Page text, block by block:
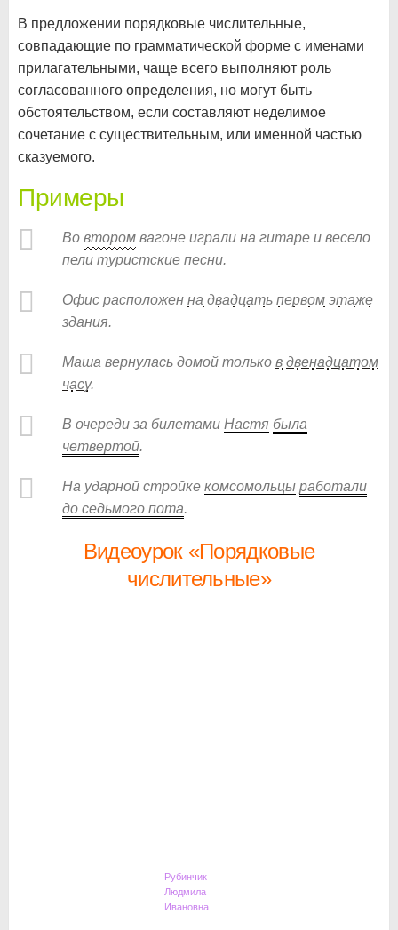
В предложении порядковые числительные,
совпадающие по грамматической форме с именами
прилагательными, чаще всего выполняют роль
согласованного определения, но могут быть
обстоятельством, если составляют неделимое
сочетание с существительным, или именной частью
сказуемого.
Примеры
Во втором вагоне играли на гитаре и весело
пели туристские песни.
Офис расположен на двадцать первом этаже
здания.
Маша вернулась домой только в двенадцатом
часу.
В очереди за билетами Настя была
четвертой.
На ударной стройке комсомольцы работали
до седьмого пота.
Видеоурок «Порядковые
числительные»
Рубинчик
Людмила
Ивановна